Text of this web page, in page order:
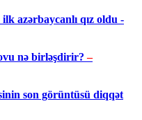
azərbaycanlı qız oldu -
nə birləşdirir?–
son görüntüsü diqqət